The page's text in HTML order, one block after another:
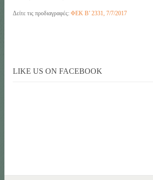
Δείτε τις προδιαγραφές:ΦΕΚ Β’ 2331, 7/7/2017
LIKE US ON FACEBOOK